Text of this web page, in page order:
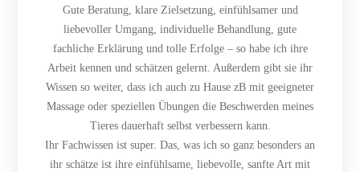
Gute Beratung, klare Zielsetzung, einfühlsamer und
liebevoller Umgang, individuelle Behandlung, gute
fachliche Erklärung und tolle Erfolge – so habe ich ihre
Arbeit kennen und schätzen gelernt. Außerdem gibt sie ihr
Wissen so weiter, dass ich auch zu Hause zB mit geeigneter
Massage oder speziellen Übungen die Beschwerden meines
Tieres dauerhaft selbst verbessern kann.
Ihr Fachwissen ist super. Das, was ich so ganz besonders an
ihr schätze ist ihre einfühlsame, liebevolle, sanfte Art mit